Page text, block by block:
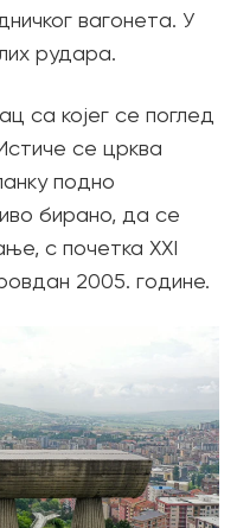
вагонета. У
рудара.
са којег се поглед
се црква
подно
бирано, да се
с почетка XXI
2005. године.